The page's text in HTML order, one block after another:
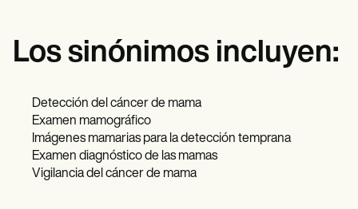
Los sinónimos incluyen:
Detección del cáncer de mama
Examen mamográfico
Imágenes mamarias para la detección temprana
Examen diagnóstico de las mamas
Vigilancia del cáncer de mama